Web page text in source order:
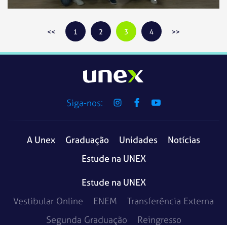
1 2 3 4
Siga-nos:
A Unex Graduação Unidades
Notícias
Estude na UNEX
Estude na UNEX
Vestibular Online
ENEM
Transferência Externa
Segunda Graduação
Reingresso